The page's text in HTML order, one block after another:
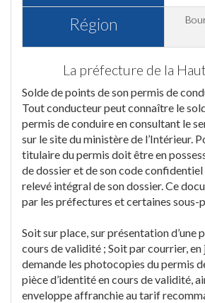
Région
La préfecture de la
Solde de points de son permis de
Tout conducteur peut connaître le
permis de conduire en consultant le
sur le site du ministère de l’Intérieur.
titulaire du permis doit être en
de dossier et de son code
relevé intégral de son dossier. Ce
par les préfectures et certaines sous-
Soit sur place, sur présentation d’une
cours de validité ; Soit par courrier, en
demande les photocopies du permis
pièce d’identité en cours de validité,
enveloppe affranchie au tarif